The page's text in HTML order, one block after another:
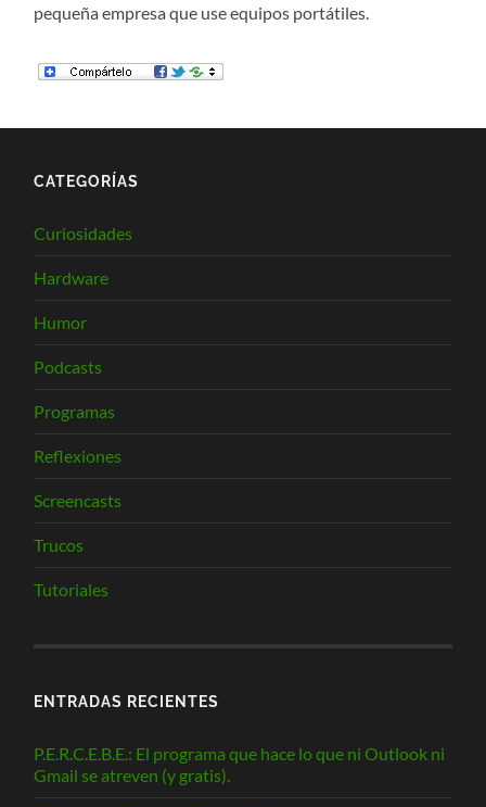
pequeña empresa que use equipos portátiles.
CATEGORÍAS
Curiosidades
Hardware
Humor
Podcasts
Programas
Reflexiones
Screencasts
Trucos
Tutoriales
ENTRADAS RECIENTES
P.E.R.C.E.B.E.: El programa que hace lo que ni Outlook ni
Gmail se atreven (y gratis).